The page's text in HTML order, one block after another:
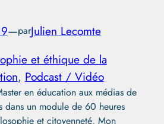
—parJulien Lecomte
et éthique de la
, Podcast / Vidéo
en éducation aux médias de
dans un module de 60 heures
et citoyenneté. Mon